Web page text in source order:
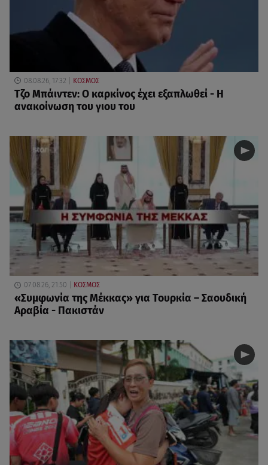
08.08.26, 17:32 ΚΟΣΜΟΣ
Τζο Μπάιντεν: Ο καρκίνος έχει εξαπλωθεί - Η
ανακοίνωση του γιου του
07.08.26, 21:50 ΚΟΣΜΟΣ
«Συμφωνία της Μέκκας» για Τουρκία – Σαουδική
Αραβία - Πακιστάν